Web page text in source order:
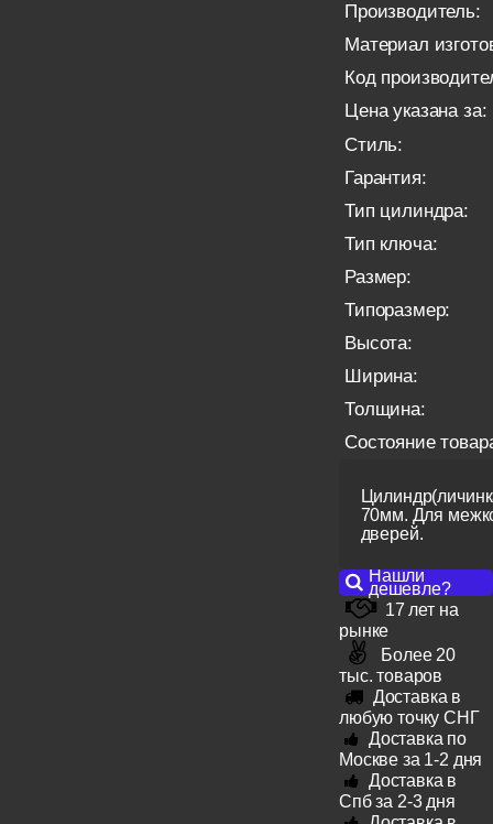
Производитель:
Материал
Код
Цена указана за:
Стиль:
Гарантия:
Тип цилиндра:
Тип ключа:
Размер:
Типоразмер:
Высота:
Ширина:
Толщина:
Состояние
70мм. Для
дверей.
Нашли
дешевле?
17 лет на
рынке
Более 20
тыс. товаров
Доставка в
любую точку СНГ
Доставка по
Москве за 1-2 дня
Доставка в
Спб за 2-3 дня